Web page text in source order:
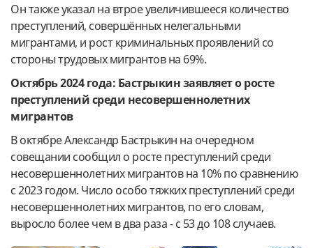
Он также указал на втрое увеличившееся количество
преступлений, совершённых нелегальными
мигрантами, и рост криминальных проявлений со
стороны трудовых мигрантов на 69%.
Октябрь 2024 года: Бастрыкин заявляет о росте
преступлений среди несовершеннолетних
мигрантов
В октябре Александр Бастрыкин на очередном
совещании сообщил о росте преступлений среди
несовершеннолетних мигрантов на 10% по сравнению
с 2023 годом. Число особо тяжких преступлений среди
несовершеннолетних мигрантов, по его словам,
выросло более чем в два раза - с 53 до 108 случаев.